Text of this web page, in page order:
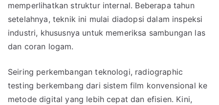
memperlihatkan struktur internal. Beberapa tahun
setelahnya, teknik ini mulai diadopsi dalam inspeksi
industri, khususnya untuk memeriksa sambungan las
dan coran logam.
Seiring perkembangan teknologi, radiographic
testing berkembang dari sistem film konvensional ke
metode digital yang lebih cepat dan efisien. Kini,